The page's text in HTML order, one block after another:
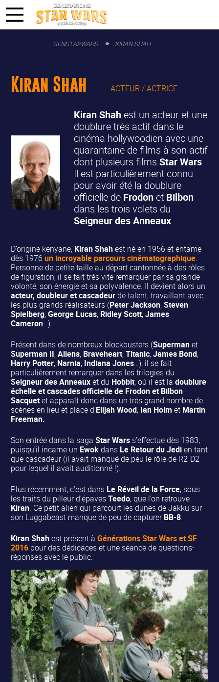
GENSTARWARS KIRAN SHAH
Kiran Shah ACTEUR / ACTRICE
Kiran Shahest un acteur et une
doublure très actif dans le
cinéma hollywoodien avec une
quarantaine de films à son actif
dont plusieurs filmsStar Wars.
Il est particulièrement connu
pour avoir été la doublure
officielle de Frodonet Bilbon
dans les trois volets du
Seigneur des Anneaux.
D’origine kenyane, Kiran Shahest né en 1956 et entame
dès 1976un incroyable parcours cinématographique.
Personne de petite taille au départ cantonnée à des rôles
de figuration, il se fait très vite remarquer par sa grande
volonté, son énergie et sa polyvalence. Il devient alors un
acteur, doubleur et cascadeurde talent, travaillant avec
les plus grands réalisateurs (Peter Jackson,Steven
Spielberg,George Lucas, Ridley Scott,James
Cameron…).
Présent dans de nombreux blockbusters (Supermanet
Superman II,Aliens, Braveheart,Titanic,James Bond,
Harry Potter, Narnia, Indiana Jones…), il se fait
particulièrement remarquer dans les trilogies du
Seigneur des Anneauxet du Hobbit, où il est ladoublure
échelle et cascades officielle de Frodon et Bilbon
Sacquetet apparaît donc dans un très grand nombre de
scènes en lieu et place d’Elijah Wood, Ian Holm et Martin
Freeman.
Son entrée dans la saga Star Wars s’effectue dès 1983,
puisqu’il incarne un Ewokdans Le Retour du Jedien tant
que cascadeur (il avait manqué de peu le rôle de R2-D2
pour lequel il avait auditionné !).
Plus récemment, c’est dans Le Réveil de la Force, sous
les traits du pilleur d’épavesTeedo, que l’on retrouve
Kiran. Ce petit alien qui parcourt les dunes de Jakku sur
son Luggabeast manque de peu de capturerBB-8.
Kiran Shahest présent àGénérations Star Wars et SF
2016 pour des dédicaces et une séance de questions-
réponses avec le public.